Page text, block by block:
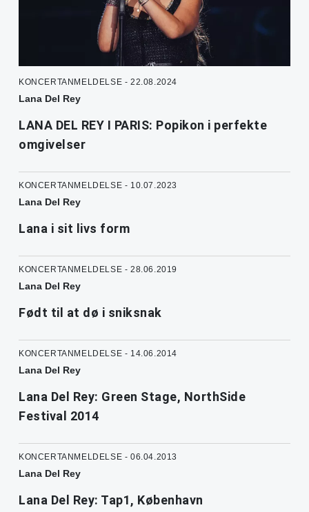
KONCERTANMELDELSE - 22.08.2024
Lana Del Rey
LANA DEL REY I PARIS: Popikon i perfekte
omgivelser
KONCERTANMELDELSE - 10.07.2023
Lana Del Rey
Lana i sit livs form
KONCERTANMELDELSE - 28.06.2019
Lana Del Rey
Født til at dø i sniksnak
KONCERTANMELDELSE - 14.06.2014
Lana Del Rey
Lana Del Rey: Green Stage, NorthSide
Festival 2014
KONCERTANMELDELSE - 06.04.2013
Lana Del Rey
Lana Del Rey: Tap1, København